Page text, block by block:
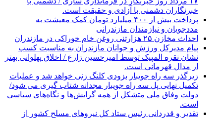
خبرنگاران دشمنی با آزادی و حقیقت است.
پرداخت بیش از ۴۰۰ میلیارد تومان کمک معیشت به
مددجویان و نیازمندان مازندرانی
احداث مخازن ۲۵ هزارتنی روغن خام خوراکی در مازندران
پیام مدیرکل ورزش و جوانان مازندران به مناسبت کسب
نشان نقره المپیک توسط امیرحسین زارع / اخلاق پهلوانی بهتر
ار مدال قهرمانی است.
زیرگذر سه راه جویبار بزودی کلنگ زنی خواهد شد و عملیات
تکمیل نهایی پل سه راه جویبار مجدانه شتاب گیری می شود/
دولت وفاق ملی متشکل از همه گرایش‌ها و نگاه‌های سیاسی
است.
تقدیر و قدردانی رئیس ستاد کل نیرو‌های مسلح کشور از